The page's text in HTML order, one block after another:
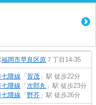
福岡市早良区原 ７丁目14-35
隈線 「 賀茂 」駅 徒歩22分
隈線 「 次郎丸 」駅 徒歩23分
隈線 「 野芥 」駅 徒歩26分